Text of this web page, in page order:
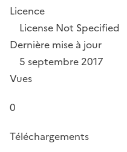
Licence
License Not Specified
Dernière mise à jour
5 septembre 2017
Vues
0
Téléchargements